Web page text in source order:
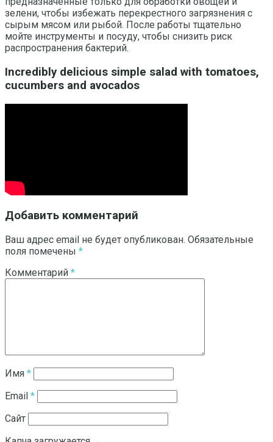
зелени, чтобы избежать перекрестного загрязнения с
сырым мясом или рыбой. После работы тщательно
мойте инструменты и посуду, чтобы снизить риск
распространения бактерий.
Incredibly delicious simple salad with tomatoes,
cucumbers and avocados
Добавить комментарий
Ваш адрес email не будет опубликован. Обязательные
поля помечены *
Комментарий *
Имя *
Email *
Сайт